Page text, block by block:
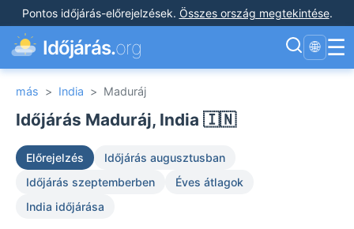
Pontos időjárás-előrejelzések. Összes ország megtekintése.
Időjárás.org 🌐 ☰
más > India > Maduráj
Időjárás Maduráj, India 🇮🇳
Előrejelzés
Időjárás augusztusban
Időjárás szeptemberben
Éves átlagok
India időjárása